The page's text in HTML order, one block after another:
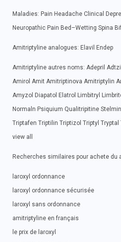
Maladies: Pain Headache Clinical
Neuropathic Pain Bed–Wetting Spina
Amitriptyline analogues: Elavil Endep
Amitriptyline autres noms: Adepril
Amirol Amit Amitriptinova Amitriptylin
Amyzol Diapatol Elatrol Limbitryl
Normaln Psiquium Qualitripitine
Triptafen Triptilin Triptizol Triptyl
view all
Recherches similaires pour achete du
laroxyl ordonnance
laroxyl ordonnance sécurisée
laroxyl sans ordonnance
amitriptyline en français
le prix de laroxyl